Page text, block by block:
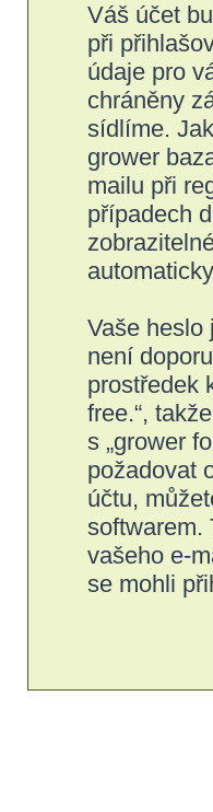
Váš účet
při
údaje pro
chráněny
sídlíme.
grower
mailu při
případech
Vaše heslo
není
prostředek
free.“,
s „grower
požadovat
účtu,
softwarem.
vašeho e-
se mohli